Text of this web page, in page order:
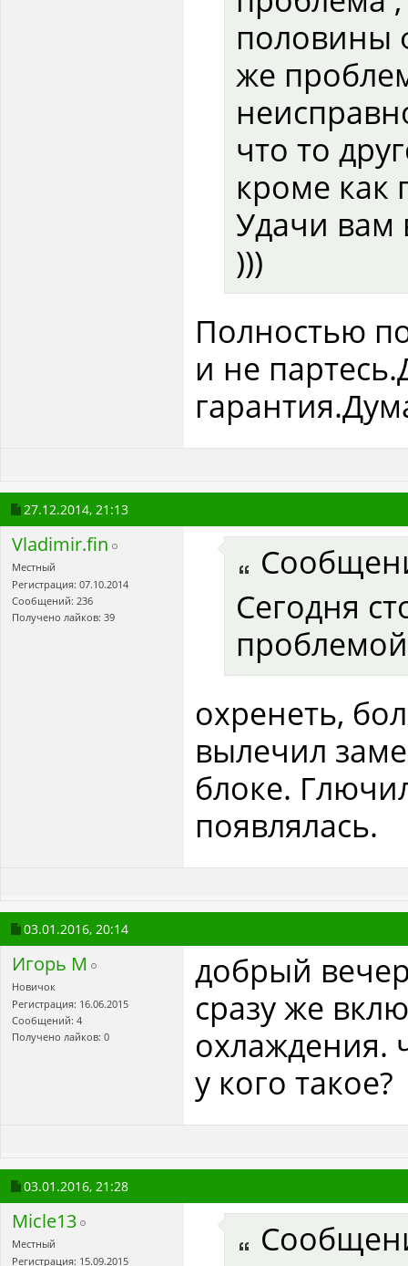
половины
же
что то
кроме как
Удачи
)))
Полностью
и не
27.12.2014, 21:13
Vladimir.fin
Местный
Регистрация: 07.10.2014
Сообщений: 236
Получено лайков: 39
Сегодня
охренеть,
вылечил
блоке.
появлялась.
03.01.2016, 20:14
Игорь М
Новичок
Регистрация: 16.06.2015
Сообщений: 4
Получено лайков: 0
добрый
сразу же
охлаждения.
у кого такое?
03.01.2016, 21:28
Micle13
Местный
Регистрация: 15.09.2015